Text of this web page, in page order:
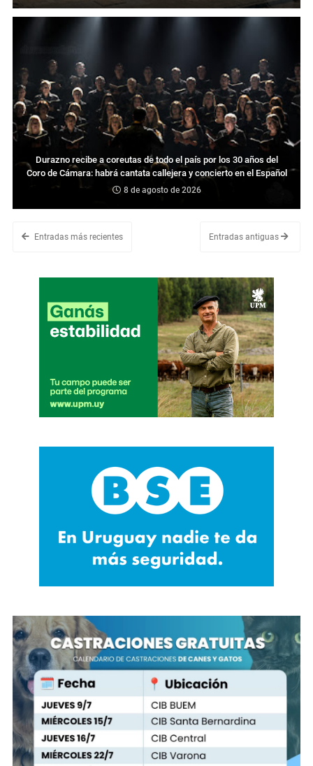
Durazno recibe a coreutas de todo el país por los 30 años del
Coro de Cámara: habrá cantata callejera y concierto en el Español
8 de agosto de 2026
Entradas más recientes Entradas antiguas